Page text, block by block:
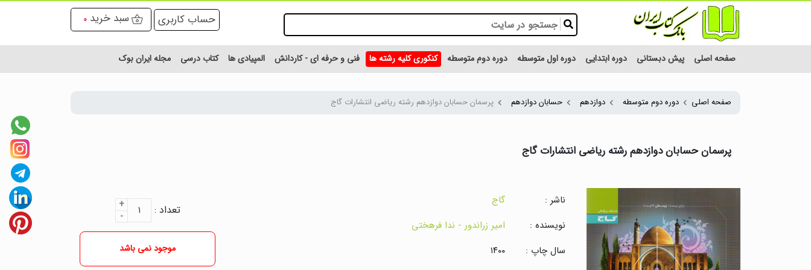
حساب کاربری سبد خرید 0
صفحه اصلی پیش دبستانی دوره ابتدایی دوره اول متوسطه دوره دوم متوسطه کنکوری کلیه رشته ها فنی و حرفه ای - کاردانش المپیادی ها کتاب درسی مجله ایران بوک
صفحه اصلی دوره دوم متوسطه دوازدهم حسابان دوازدهم پرسمان حسابان دوازدهم رشته ریاضی انتشارات گاج
پرسمان حسابان دوازدهم رشته ریاضی انتشارات گاج
ناشر : گاج
نویسنده : امیر زراندور - ندا فرهختی
سال چاپ : ۱۴۰۰
تعداد : ۱
+
-
موجود نمی باشد